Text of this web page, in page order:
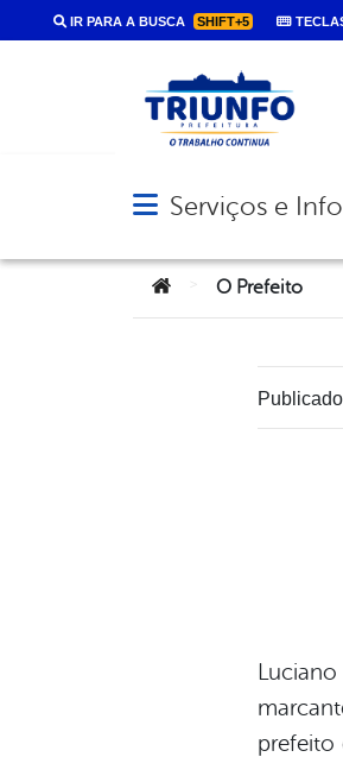
IR PARA A BUSCA SHIFT+5
Abrir menu principal
Serviços e
Você está aqui:
O Prefeito
prefeito